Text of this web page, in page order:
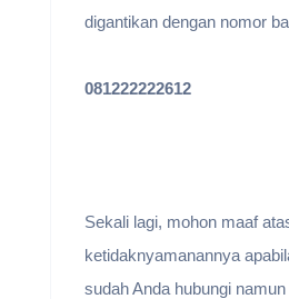
digantikan dengan nomor
081222222612
Sekali lagi, mohon maaf
ketidaknyamanannya
sudah Anda hubungi